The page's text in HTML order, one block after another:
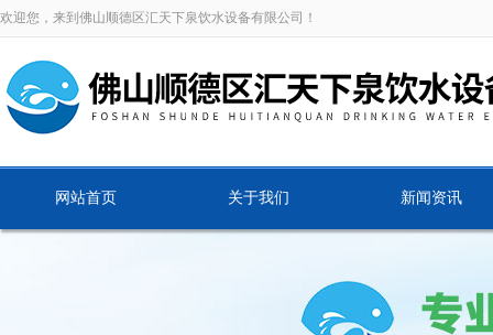
欢迎您，来到佛山顺德区汇天下泉饮水设备有限公司！
网站首页 关于我们 新闻资讯